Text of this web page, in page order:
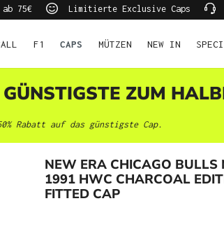
75€ Limitierte Exclusive Caps
F1 CAPS MÜTZEN NEW IN
ZUM
Rabatt auf das günstigste Cap.
NEW ERA CHICAGO BULLS
1991 HWC CHARCOAL
FITTED CAP